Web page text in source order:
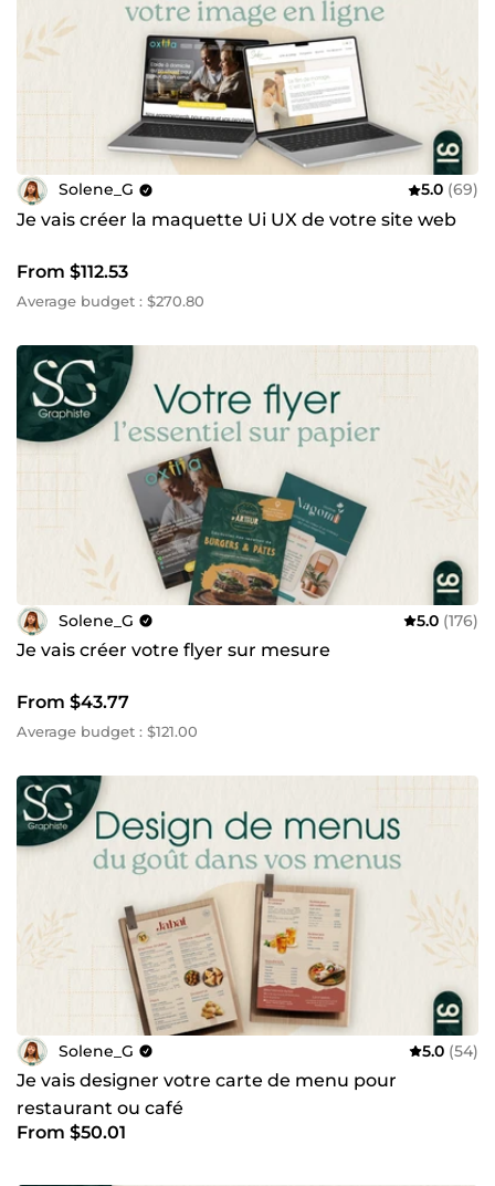
Solene_G 5.0 (69)
Je vais créer la maquette Ui UX de votre site web
From $112.53
Average budget : $270.80
Solene_G 5.0 (176)
Je vais créer votre flyer sur mesure
From $43.77
Average budget : $121.00
Solene_G 5.0 (54)
Je vais designer votre carte de menu pour
restaurant ou café
From $50.01